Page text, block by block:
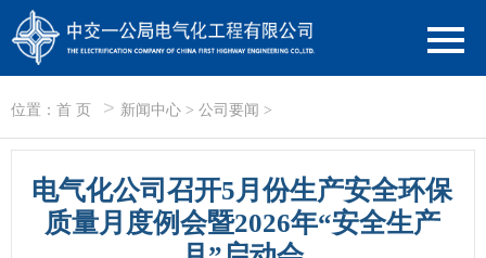
位置： 首 页 > 新闻中心 > 公司要闻 >
电气化公司召开5月份生产安全环保
质量月度例会暨2026年“安全生产